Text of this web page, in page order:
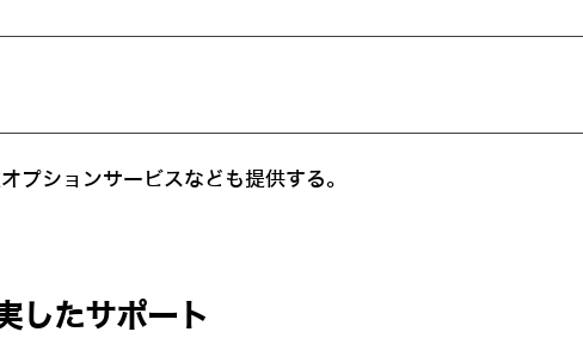
プションサービスなども提供する。
したサポート